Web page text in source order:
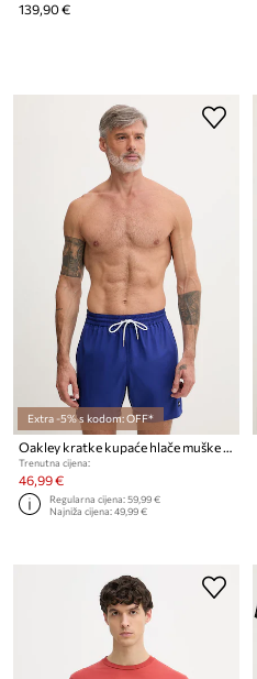
139,90 €
Extra -5% s kodom: OFF*
Trenutna cijena:
46,99 €
Regularna cijena:59,99 €
Najniža cijena:49,99 €